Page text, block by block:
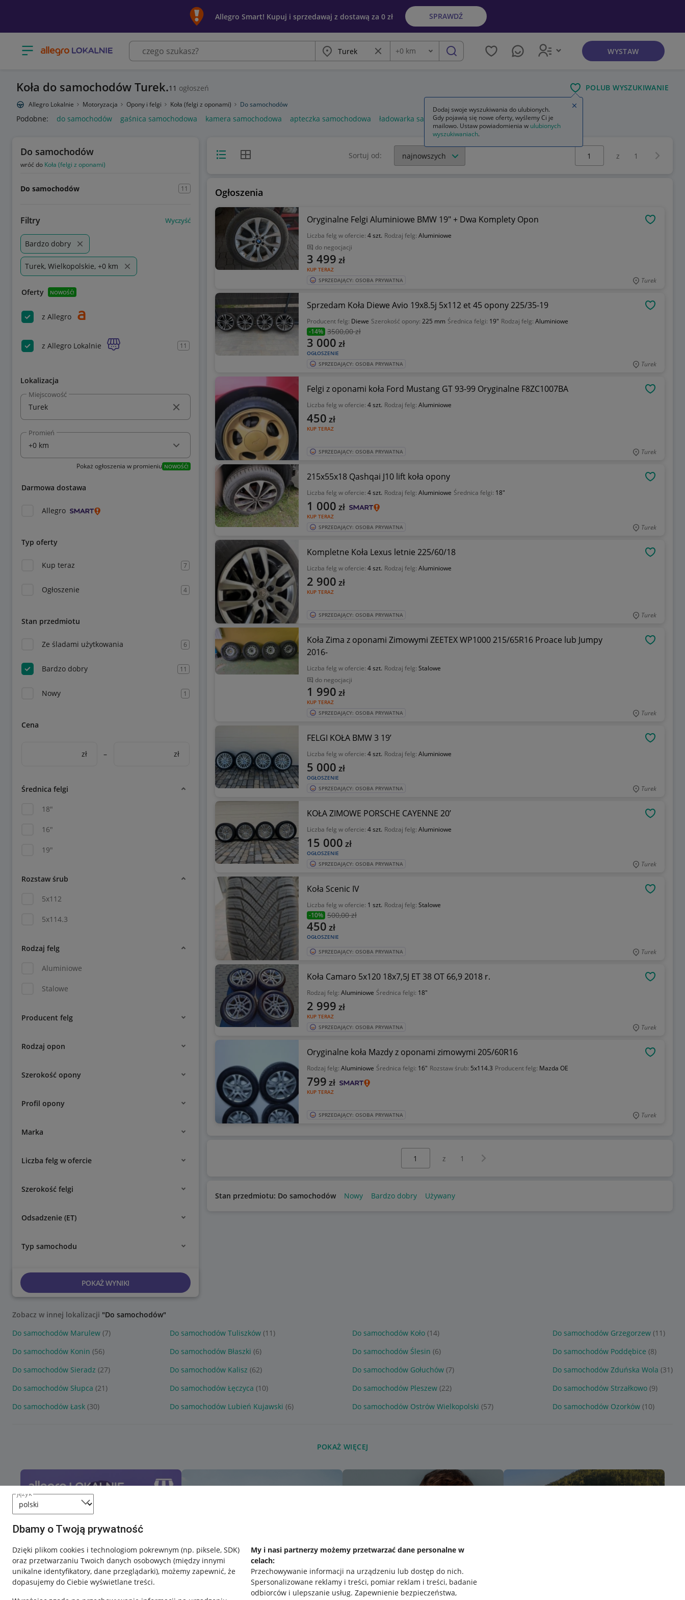
język
Dbamy o Twoją prywatność
Dzięki plikom cookies i technologiom pokrewnym (np. piksele, SDK)
oraz przetwarzaniu Twoich danych osobowych (między innymi
unikalne identyfikatory, dane przeglądarki), możemy zapewnić, że
dopasujemy do Ciebie wyświetlane treści.
My i nasi partnerzy możemy przetwarzać dane personalne w
celach:
Przechowywanie informacji na urządzeniu lub dostęp do nich.
Spersonalizowane reklamy i treści, pomiar reklam i treści, badanie
odbiorców i ulepszanie usług. Zapewnienie bezpieczeństwa,
Allegro Smart! Kupuj i sprzedawaj z dostawą za 0 zł SPRAWDŹ
Otwórz menu z kategoriami Miasto Wyczyść frazę
Odległość
+0 km szukaj WYSTAW
Koła do samochodów Turek.11 ogłoszeń POLUB WYSZUKIWANIE
Allegro Lokalnie Motoryzacja Opony i felgi Koła (felgi z oponami) Do samochodów
Podobne: do samochodów gaśnica samochodowa kamera samochodowa apteczka samochodowa ładowarka samochodowa
Do samochodów
wróć do Koła (felgi z oponami)
Do samochodów 11
Filtry Wyczyść
Bardzo dobry
Turek, Wielkopolskie, +0 km
Oferty NOWOŚĆ!
z Allegro
z Allegro Lokalnie 11
Lokalizacja
Miejscowość
Promień
Pokaż ogłoszenia w promieniu NOWOŚĆ!
Darmowa dostawa
Allegro
Typ oferty
Kup teraz 7
Ogłoszenie 4
Stan przedmiotu
Ze śladami użytkowania 6
Bardzo dobry 11
Nowy 1
Cena
zł – zł
Średnica felgi
18"
16"
19"
Rozstaw śrub
5x112
5x114.3
Rodzaj felg
Aluminiowe
Stalowe
Producent felg
Rodzaj opon
Szerokość opony
Profil opony
Marka
Liczba felg w ofercie
Szerokość felgi
Odsadzenie (ET)
Typ samochodu
POKAŻ WYNIKI
Widok listyWidok siatki Sortuj od:
Wybierz stronę:
z 1
Ogłoszenia
Oryginalne Felgi Aluminiowe BMW 19" + Dwa Komplety Opon
Liczba felg w ofercie: 4 szt. Rodzaj felg: Aluminiowe
do negocjacji
KUP TERAZ
3 499 zł
SPRZEDAJĄCY: OSOBA PRYWATNA Turek
Sprzedam Koła Diewe Avio 19x8.5j 5x112 et 45 opony 225/35-19
Producent felg: Diewe Szerokość opony: 225 mm Średnica felgi: 19" Rodzaj felg: Aluminiowe
-14% 3500,00 zł
OGŁOSZENIE
3 000 zł
SPRZEDAJĄCY: OSOBA PRYWATNA Turek
Felgi z oponami koła Ford Mustang GT 93-99 Oryginalne F8ZC1007BA
Liczba felg w ofercie: 4 szt. Rodzaj felg: Aluminiowe
KUP TERAZ
450 zł
SPRZEDAJĄCY: OSOBA PRYWATNA Turek
215x55x18 Qashqai J10 lift koła opony
Liczba felg w ofercie: 4 szt. Rodzaj felg: Aluminiowe Średnica felgi: 18"
KUP TERAZ
1 000 zł
SPRZEDAJĄCY: OSOBA PRYWATNA Turek
Kompletne Koła Lexus letnie 225/60/18
Liczba felg w ofercie: 4 szt. Rodzaj felg: Aluminiowe
KUP TERAZ
2 900 zł
SPRZEDAJĄCY: OSOBA PRYWATNA Turek
Koła Zima z oponami Zimowymi ZEETEX WP1000 215/65R16 Proace lub Jumpy
2016-
Liczba felg w ofercie: 4 szt. Rodzaj felg: Stalowe
do negocjacji
KUP TERAZ
1 990 zł
SPRZEDAJĄCY: OSOBA PRYWATNA Turek
FELGI KOŁA BMW 3 19’
Liczba felg w ofercie: 4 szt. Rodzaj felg: Aluminiowe
OGŁOSZENIE
5 000 zł
SPRZEDAJĄCY: OSOBA PRYWATNA Turek
KOŁA ZIMOWE PORSCHE CAYENNE 20’
Liczba felg w ofercie: 4 szt. Rodzaj felg: Aluminiowe
OGŁOSZENIE
15 000 zł
SPRZEDAJĄCY: OSOBA PRYWATNA Turek
Koła Scenic IV
Liczba felg w ofercie: 1 szt. Rodzaj felg: Stalowe
-10% 500,00 zł
OGŁOSZENIE
450 zł
SPRZEDAJĄCY: OSOBA PRYWATNA Turek
Koła Camaro 5x120 18x7,5J ET 38 OT 66,9 2018 r.
Rodzaj felg: Aluminiowe Średnica felgi: 18"
KUP TERAZ
2 999 zł
SPRZEDAJĄCY: OSOBA PRYWATNA Turek
Oryginalne koła Mazdy z oponami zimowymi 205/60R16
Rodzaj felg: Aluminiowe Średnica felgi: 16" Rozstaw śrub: 5x114.3 Producent felg: Mazda OE
KUP TERAZ
799 zł
SPRZEDAJĄCY: OSOBA PRYWATNA Turek
z 1 Następna strona
Stan przedmiotu: Do samochodów Nowy Bardzo dobry Używany
Zobacz w innej lokalizacji "Do samochodów"
Do samochodów Marulew (7) Do samochodów Tuliszków (11) Do samochodów Koło (14) Do samochodów Grzegorzew (11)
Do samochodów Konin (56) Do samochodów Błaszki (6) Do samochodów Ślesin (6) Do samochodów Poddębice (8)
Do samochodów Sieradz (27) Do samochodów Kalisz (62) Do samochodów Gołuchów (7) Do samochodów Zduńska Wola (31)
Do samochodów Słupca (21) Do samochodów Łęczyca (10) Do samochodów Pleszew (22) Do samochodów Strzałkowo (9)
Do samochodów Łask (30) Do samochodów Lubień Kujawski (6) Do samochodów Ostrów Wielkopolski (57) Do samochodów Ozorków (10)
POKAŻ WIĘCEJ
Dodaj swoje wyszukiwania do ulubionych.
Gdy pojawią się nowe oferty, wyślemy Ci je
mailowo. Ustaw powiadomienia w ulubionych
wyszukiwaniach.
Zamknij wskazówkę